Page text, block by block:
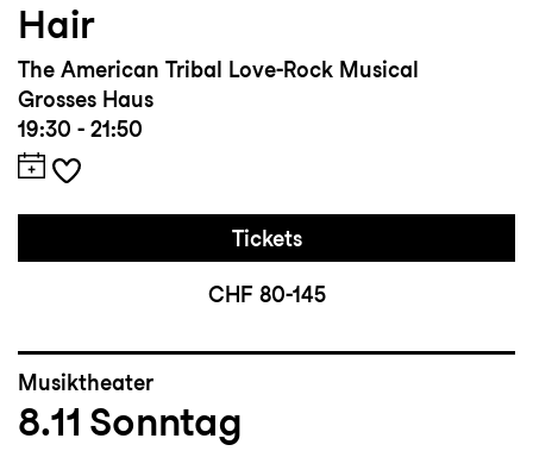
Hair
The American Tribal Love-Rock Musical
Grosses Haus
19:30 - 21:50
Tickets
CHF 80-145
Musiktheater
8.11 Sonntag